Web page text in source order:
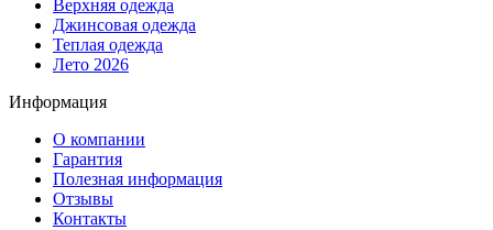
Верхняя одежда
Джинсовая одежда
Теплая одежда
Лето 2026
Информация
О компании
Гарантия
Полезная информация
Отзывы
Контакты